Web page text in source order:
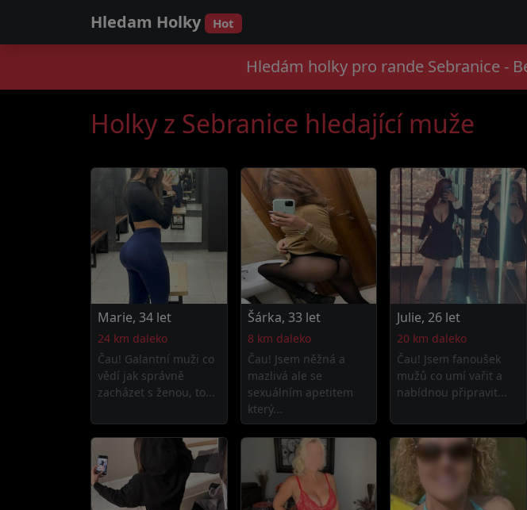
Hledam Holky Hot
Hledám holky pro rande Sebranice -
Holky z Sebranice hledající muže
Marie, 34 let
24 km daleko
Čau! Galantní muži co
vědí jak správně
zacházet s ženou, to...
Šárka, 33 let
8 km daleko
Čau! Jsem něžná a
mazlivá ale se
sexuálním apetitem
který...
Julie, 26 let
20 km daleko
Čau! Jsem fanoušek
mužů co umí vařit a
nabídnou připravit...